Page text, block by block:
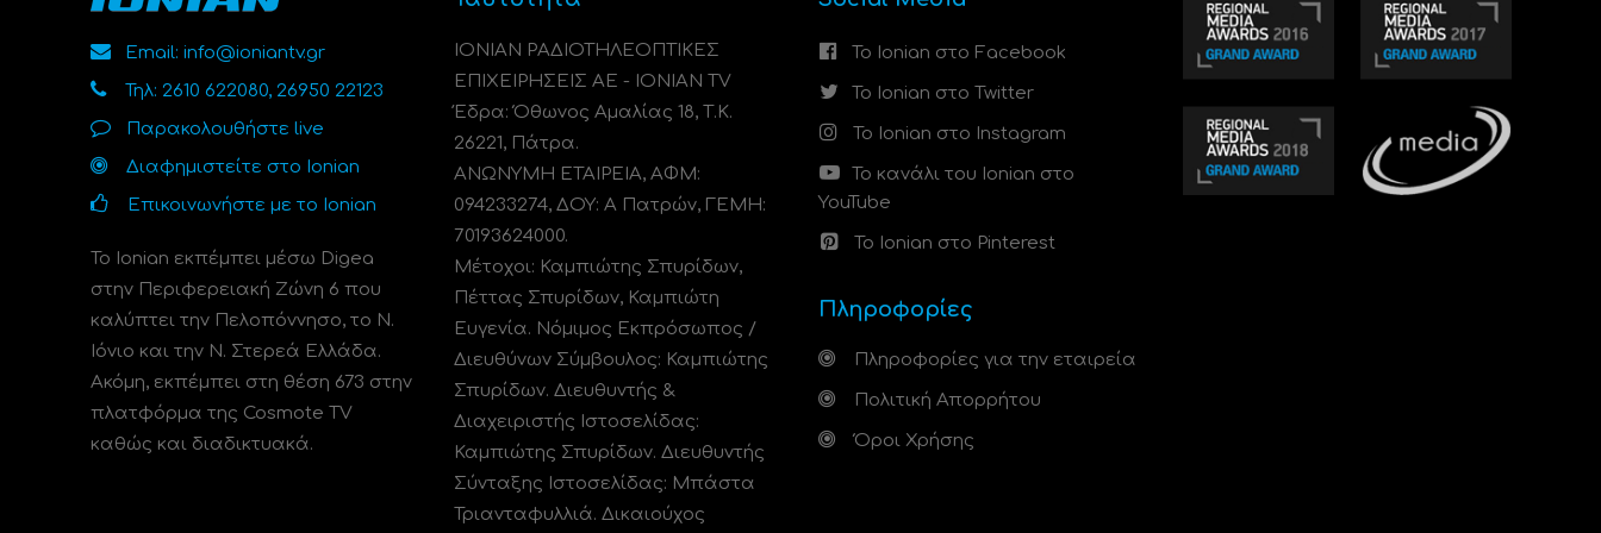
Email: info@ioniantv.gr
Τηλ: 2610 622080, 26950 22123
Παρακολουθήστε live
Διαφημιστείτε στο Ionian
Επικοινωνήστε με το Ionian
Το Ionian εκπέμπει μέσω Digea
στην Περιφερειακή Ζώνη 6 που
καλύπτει την Πελοπόννησο, το N.
Ιόνιο και την Ν. Στερεά Ελλάδα.
Ακόμη, εκπέμπει στη θέση 673 στην
πλατφόρμα της Cosmote TV
καθώς και διαδικτυακά.
ΙΟΝΙΑΝ ΡΑΔΙΟΤΗΛΕΟΠΤΙΚΕΣ
ΕΠΙΧΕΙΡΗΣΕΙΣ ΑΕ - IONIAN TV
Έδρα: Όθωνος Αμαλίας 18, Τ.Κ.
26221, Πάτρα.
ΑΝΩΝΥΜΗ ΕΤΑΙΡΕΙΑ, ΑΦΜ:
094233274, ΔΟΥ: A Πατρών, ΓΕΜΗ:
70193624000.
Μέτοχοι: Καμπιώτης Σπυρίδων,
Πέττας Σπυρίδων, Καμπιώτη
Ευγενία. Νόμιμος Εκπρόσωπος /
Διευθύνων Σύμβουλος: Καμπιώτης
Σπυρίδων. Διευθυντής &
Διαχειριστής Ιστοσελίδας:
Καμπιώτης Σπυρίδων. Διευθυντής
Σύνταξης Ιστοσελίδας: Μπάστα
Τριανταφυλλιά. Δικαιούχος
Το Ionian στο Facebook
Το Ionian στο Twitter
Το Ionian στο Instagram
Το κανάλι του Ionian στο
YouTube
Το Ionian στο Pinterest
Πληροφορίες
Πληροφορίες για την εταιρεία
Πολιτική Απορρήτου
Όροι Χρήσης